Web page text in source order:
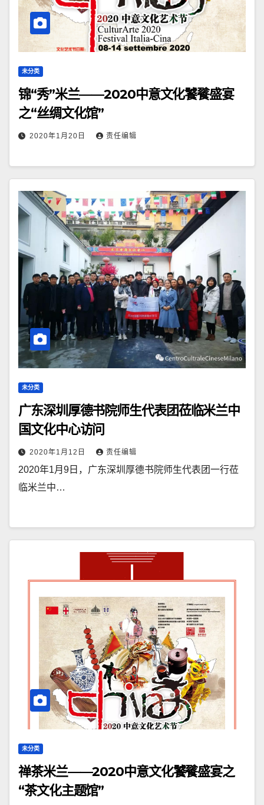
未分类
锦“秀”米兰——2020中意文化饕餮盛宴
之“丝绸文化馆”
2020年1月20日 责任编辑
未分类
广东深圳厚德书院师生代表团莅临米兰中
国文化中心访问
2020年1月12日 责任编辑
2020年1月9日，广东深圳厚德书院师生代表团一行莅
临米兰中…
未分类
禅茶米兰——2020中意文化饕餮盛宴之
“茶文化主题馆”